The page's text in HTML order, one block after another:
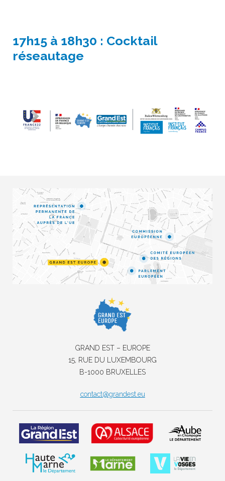
17h15 à 18h30 : Cocktail
réseautage
GRAND EST – EUROPE
15, RUE DU LUXEMBOURG
B-1000 BRUXELLES
contact@grandest.eu